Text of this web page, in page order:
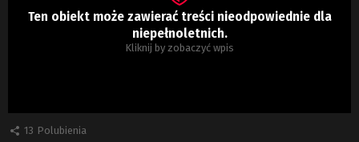
Ten obiekt może zawierać treści nieodpowiednie dla
niepełnoletnich.
Kliknij by zobaczyć wpis
13 Polubienia